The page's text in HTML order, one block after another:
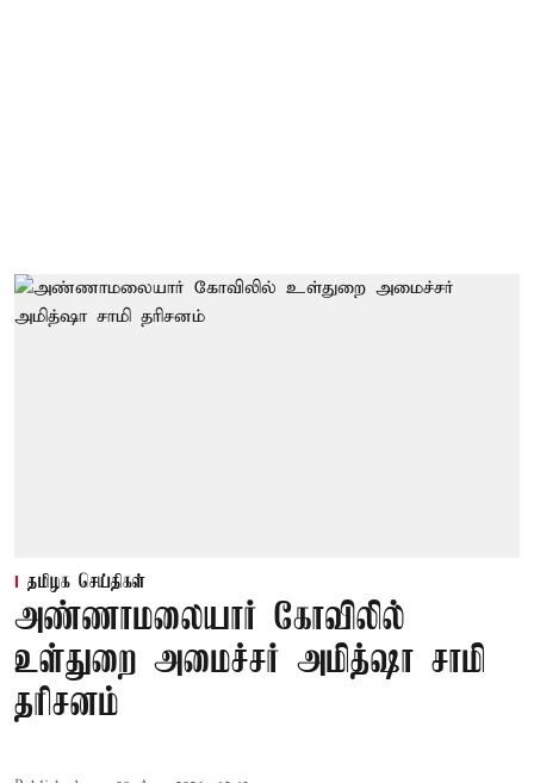
தமிழக செய்திகள்
அண்ணாமலையார் கோவிலில்
உள்துறை அமைச்சர் அமித்ஷா சாமி
தரிசனம்